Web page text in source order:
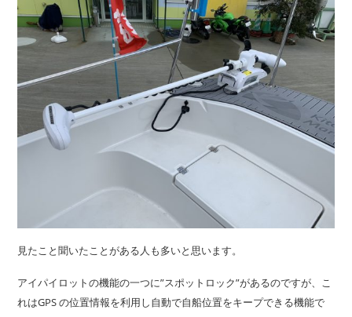
見たこと聞いたことがある人も多いと思います。
アイパイロットの機能の一つに”スポットロック”があるのですが、こ
れはGPS の位置情報を利用し自動で自船位置をキープできる機能で